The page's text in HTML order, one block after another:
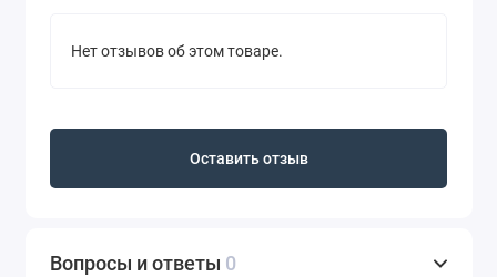
Нет отзывов об этом товаре.
Оставить отзыв
Вопросы и ответы 0